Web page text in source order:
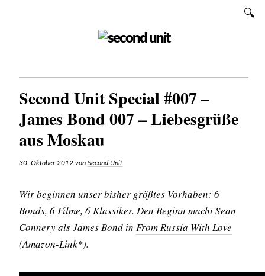
Second Unit Special #007 –
James Bond 007 – Liebesgrüße
aus Moskau
30. Oktober 2012 von Second Unit
Wir beginnen unser bisher größtes Vorhaben: 6
Bonds, 6 Filme, 6 Klassiker. Den Beginn macht Sean
Connery als James Bond in From Russia With Love
(Amazon-Link*).